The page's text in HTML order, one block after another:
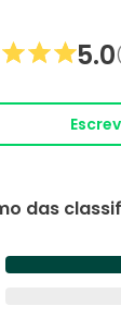
das
5.0